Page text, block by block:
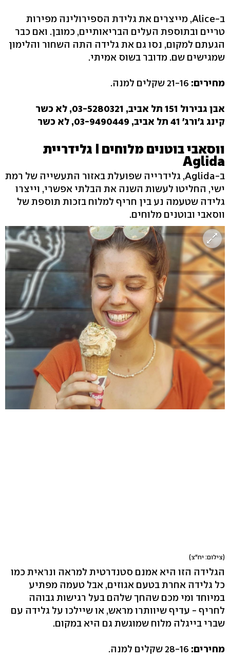
ב-Alice, מייצרים את גלידת הספירולינה מפירות
טריים ובתוספת העלים הבריאותיים, כמובן. ואם כבר
הגעתם למקום, נסו גם את גלידה התה השחור והלימון
שמגישים שם. מדובר בשוס אמיתי.
מחירים:
אבן גבירול 151 תל אביב, 03-5280321, לא כשר
קינג ג'ורג' 41 תל אביב, 03-9490449, לא כשר
ווסאבי בוטנים מלוחים I גלידריית
Aglida
ב-Aglida, גלידרייה שפועלת באזור התעשייה של רמת
ישי, החליטו לעשות השנה את הבלתי אפשרי, וייצרו
גלידה שטעמה נע בין חריף למלוח בזכות תוספת של
ווסאבי ובוטנים מלוחים.
(צילום: יח"צ)
הגלידה הזו היא אמנם סטנדרטית למראה ונראית כמו
כל גלידה אחרת בטעם אגוזים, אבל טעמה מפתיע
במיוחד ומי מכם שהחך שלהם בעל רגישות גבוהה
לחריף - עדיף שיוותרו מראש, או שיילכו על גלידה עם
שברי בייגלה מלוח שמוגשת גם היא במקום.
מחירים: